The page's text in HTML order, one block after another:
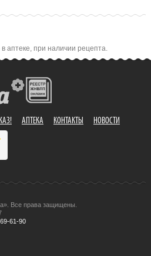
аптеке, при наличии рецепта.
АПТЕКА КОНТАКТЫ НОВОСТИ
Все права защищены.
61-90